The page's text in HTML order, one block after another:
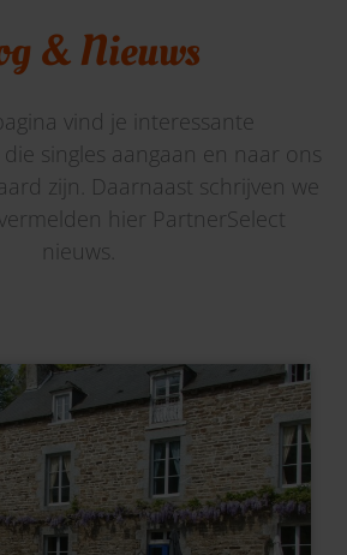
& Nieuws
vind je interessante
singles aangaan en naar ons
zijn. Daarnaast schrijven we
hier PartnerSelect
nieuws.